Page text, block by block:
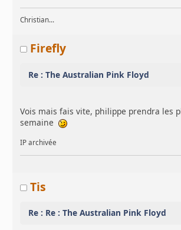
Christian...
Firefly
Re : The Australian Pink Floyd
Vois mais fais vite, philippe prendra les
semaine
IP archivée
Tis
Re : Re : The Australian Pink Floyd